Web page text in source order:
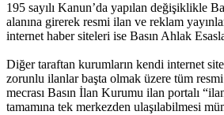
195 sayılı Kanun’da yapılan değişiklikle
alanına girerek resmi ilan ve reklam
internet haber siteleri ise Basın Ahlak
Diğer taraftan kurumların kendi internet
zorunlu ilanlar başta olmak üzere tüm
mecrası Basın İlan Kurumu ilan portalı
tamamına tek merkezden ulaşılabilmesi